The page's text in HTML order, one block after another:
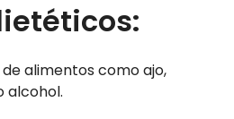
alimentos como ajo,
alcohol.